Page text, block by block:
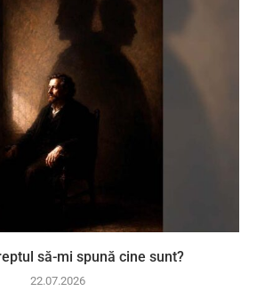
să-mi spună cine sunt?
22.07.2026